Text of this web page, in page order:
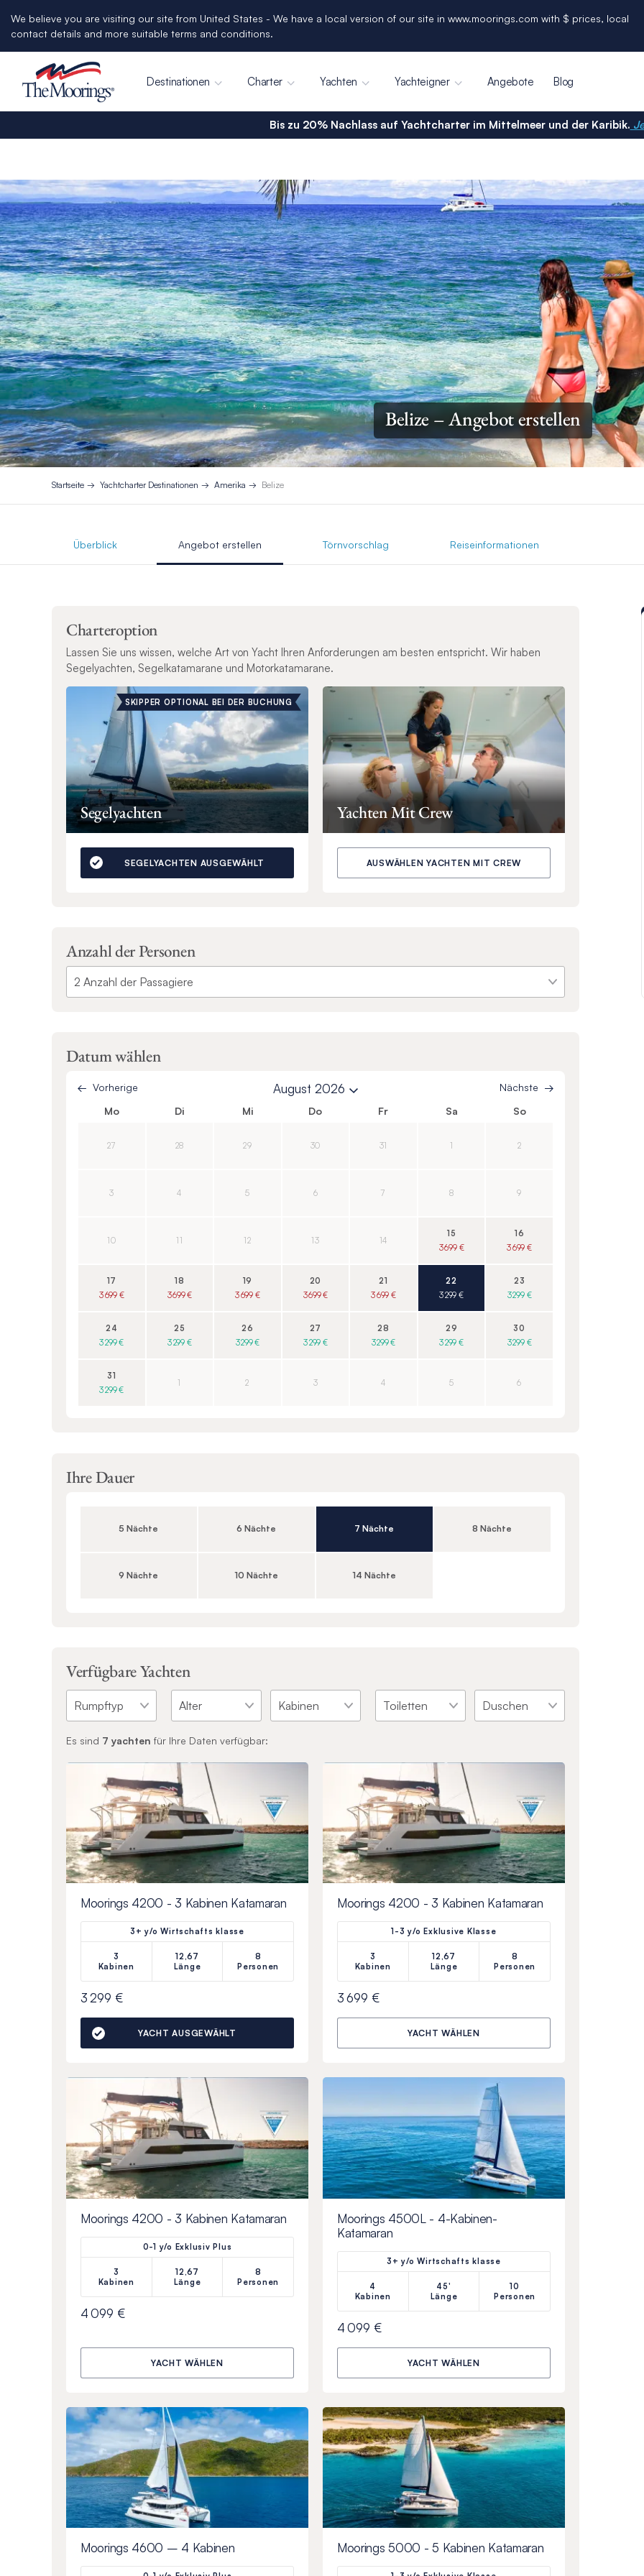
We believe you are visiting our site from United States - We have a local version of our site in www.moorings.com with $ prices, local
contact details and more suitable terms and conditions.
Destinationen Charter Yachten Yachteigner Angebote Blog
Bis zu 20% Nachlass auf Yachtcharter im Mittelmeer und der Karibik.
Belize – Angebot erstellen
Startseite Yachtcharter Destinationen Amerika Belize
Überblick Angebot erstellen Törnvorschlag Reiseinformationen
Charteroption
Lassen Sie uns wissen, welche Art von Yacht Ihren Anforderungen am besten entspricht. Wir haben
Segelyachten, Segelkatamarane und Motorkatamarane.
SKIPPER OPTIONAL BEI DER BUCHUNG
Segelyachten
SEGELYACHTEN AUSGEWÄHLT
Yachten Mit Crew
AUSWÄHLEN YACHTEN MIT CREW
Anzahl der Personen
Datum wählen
Vorherige August 2026
Nächste
Mo
Di Mi Do Fr Sa So
27 28 29 30 31 1 2
3 4 5 6 7 8 9
10 11 12 13 14
15
3 699 €
16
3 699 €
17
3 699 €
18
3 699 €
19
3 699 €
20
3 699 €
21
3 699 €
22
3 299 €
23
3 299 €
24
3 299 €
25
3 299 €
26
3 299 €
27
3 299 €
28
3 299 €
29
3 299 €
30
3 299 €
31
3 299 €
1 2 3 4 5 6
Ihre Dauer
5 Nächte 6 Nächte 7 Nächte 8 Nächte
9 Nächte 10 Nächte 14 Nächte
Verfügbare Yachten
Es sind 7 yachten für Ihre Daten verfügbar:
Moorings 4200 - 3 Kabinen Katamaran
3+ y/o Wirtschafts klasse
3
Kabinen
12,67
Länge
8
Personen
3 299 €
YACHT AUSGEWÄHLT
Moorings 4200 - 3 Kabinen Katamaran
1-3 y/o Exklusive Klasse
3
Kabinen
12,67
Länge
8
Personen
3 699 €
YACHT WÄHLEN
Moorings 4200 - 3 Kabinen Katamaran
0-1 y/o Exklusiv Plus
3
Kabinen
12,67
Länge
8
Personen
4 099 €
YACHT WÄHLEN
Moorings 4500L - 4-Kabinen-
Katamaran
3+ y/o Wirtschafts klasse
4
Kabinen
45'
Länge
10
Personen
4 099 €
YACHT WÄHLEN
Moorings 4600 – 4 Kabinen Moorings 5000 - 5 Kabinen Katamaran